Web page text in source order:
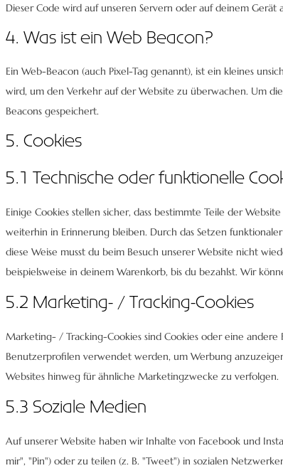
Dieser Code wird auf unseren Servern oder auf deinem Gerät
4. Was ist ein Web Beacon?
Ein Web-Beacon (auch Pixel-Tag genannt), ist ein kleines
wird, um den Verkehr auf der Website zu überwachen. Um
Beacons gespeichert.
5. Cookies
5.1 Technische oder funktionelle
Einige Cookies stellen sicher, dass bestimmte Teile der
weiterhin in Erinnerung bleiben. Durch das Setzen
diese Weise musst du beim Besuch unserer Website nicht
beispielsweise in deinem Warenkorb, bis du bezahlst. Wir
5.2 Marketing- / Tracking-Cookies
Marketing- / Tracking-Cookies sind Cookies oder eine
Benutzerprofilen verwendet werden, um Werbung
Websites hinweg für ähnliche Marketingzwecke zu verfolgen.
5.3 Soziale Medien
Auf unserer Website haben wir Inhalte von Facebook und
mir", "Pin") oder zu teilen (z. B. "Tweet") in sozialen